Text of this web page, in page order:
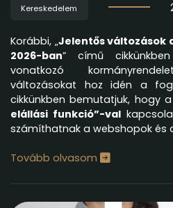
Kereskedelem
Korábbi, „Jelentős változások
2026-ban” című
vonatkozó
változásokat hoz idén a
cikkünkben bemutatjuk, hogy
elállási funkció”-val
számíthatnak a webshopok és
Tovább olvasom